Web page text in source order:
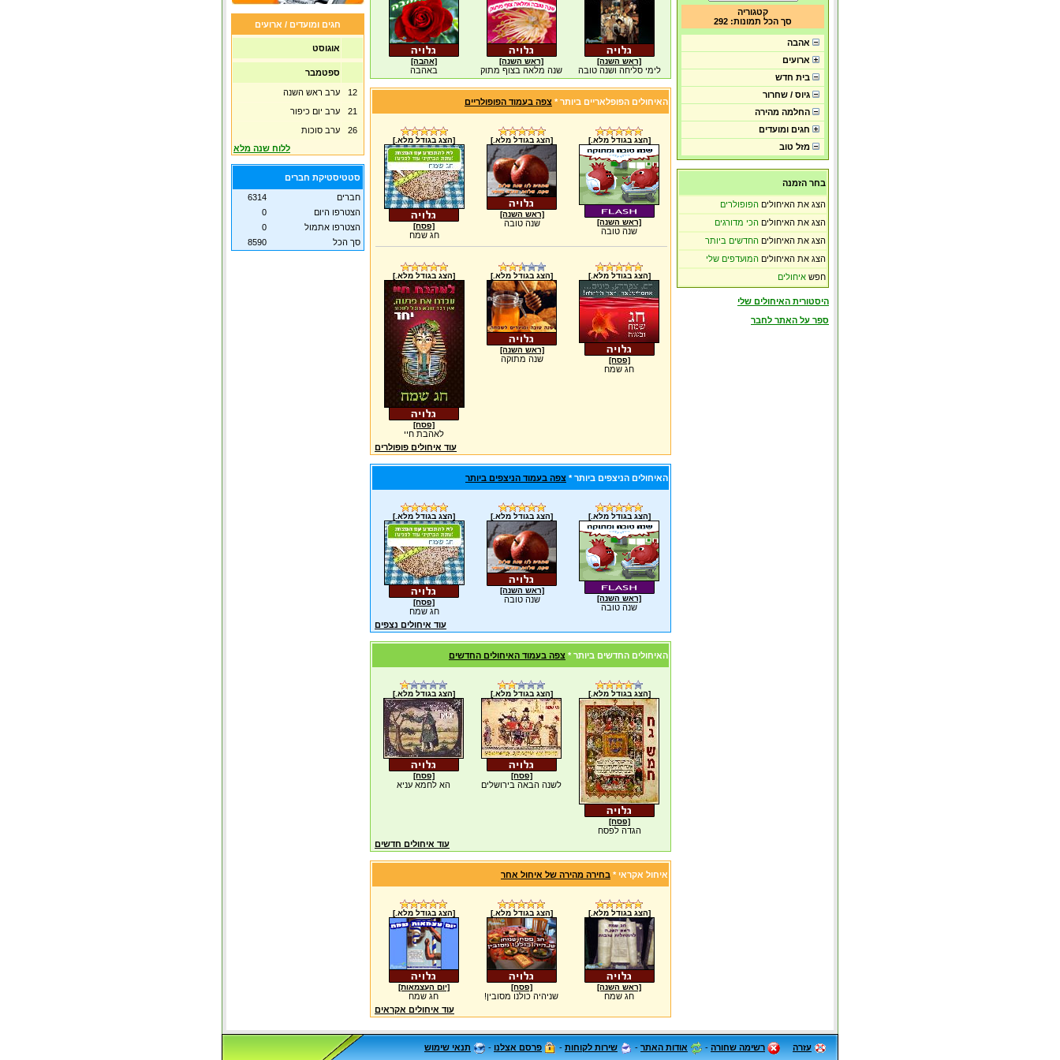
קטגוריה
סך הכל תמונות: 292
אהבה
ארועים
בית חדש
גיוס / שחרור
החלמה מהירה
חגים ומועדים
מזל טוב
בחר הזמנה
הצג את האיחולים הפופולרים
הצג את האיחולים הכי מדורגים
הצג את האיחולים החדשים ביותר
הצג את האיחולים המועדפים שלי
חפש איחולים
היסטורית האיחולים שלי
ספר על האתר לחבר
[ראש השנה]
לימי סליחה ושנה טובה
[ראש השנה]
שנה מלאה בצוף מתוק
[אהבה]
באהבה
האיחולים הפופלאריים ביותר * צפה בעמוד הפופולריים
[הצג בגודל מלא.]
[ראש השנה]
שנה טובה
[הצג בגודל מלא.]
[ראש השנה]
שנה טובה
[הצג בגודל מלא.]
[פסח]
חג שמח
[הצג בגודל מלא.]
[פסח]
חג שמח
[הצג בגודל מלא.]
[ראש השנה]
שנה מתוקה
[הצג בגודל מלא.]
[פסח]
לאהבת חיי
עוד איחולים פופולרים
האיחולים הניצפים ביותר * צפה בעמוד הניצפים ביותר
[הצג בגודל מלא.]
[ראש השנה]
שנה טובה
[הצג בגודל מלא.]
[ראש השנה]
שנה טובה
[הצג בגודל מלא.]
[פסח]
חג שמח
עוד איחולים נצפים
האיחולים החדשים ביותר * צפה בעמוד האיחולים החדשים
[הצג בגודל מלא.]
[פסח]
הגדה לפסח
[הצג בגודל מלא.]
[פסח]
לשנה הבאה בירושלים
[הצג בגודל מלא.]
[פסח]
הא לחמא עניא
עוד איחולים חדשים
איחול אקראי * בחירה מהירה של איחול אחר
[הצג בגודל מלא.]
[ראש השנה]
חג שמח
[הצג בגודל מלא.]
[פסח]
שניהיה כולנו מסובין!
[הצג בגודל מלא.]
[יום העצמאות]
חג שמח
עוד איחולים אקראים
חגים ומועדים / ארועים
אוגוסט
ספטמבר
12
ערב ראש השנה
21
ערב יום כיפור
26
ערב סוכות
ללוח שנה מלא
סטטיסטיקת חברים
חברים
6314
הצטרפו היום
0
הצטרפו אתמול
0
סך הכל
8590
עזרה רשימה שחורה - אודות האתר - שירות לקוחות - פרסם אצלנו - תנאי שימוש